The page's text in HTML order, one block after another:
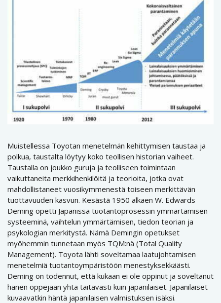
Muistellessa Toyotan menetelmän kehittymisen taustaa ja
polkua, taustalta löytyy koko teollisen historian vaiheet.
Taustalla on joukko guruja ja teolliseen toimintaan
vaikuttaneita merkkihenkilöitä ja teorioita, jotka ovat
mahdollistaneet vuosikymmenestä toiseen merkittävän
tuottavuuden kasvun. Kesästä 1950 alkaen W. Edwards
Deming opetti Japanissa tuotantoprosessin ymmärtämisen
systeeminä, vaihtelun ymmärtämisen, tiedon teorian ja
psykologian merkitystä. Nämä Demingin opetukset
myöhemmin tunnetaan myös TQM:nä (Total Quality
Management). Toyota lähti soveltamaa laatujohtamisen
menetelmiä tuotantoympäristöön menestyksekkäästi.
Deming on todennut, että kukaan ei ole oppinut ja soveltanut
hänen oppejaan yhtä taitavasti kuin japanilaiset. Japanilaiset
kuvaavatkin häntä japanilaisen valmistuksen isäksi.